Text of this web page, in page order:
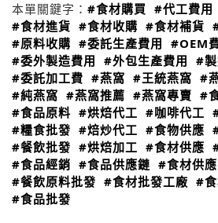
本單關鍵字： #食材購買 #代工費用
#食材進貨 #食材收購 #食材補貨
#原料收購 #委託生產費用 #OEM
#委外製造費用 #外包生產費用 #
#委託加工費 #燕窩 #王統燕窩 #
#純燕窩 #燕窩推薦 #燕窩專賣 #
#食品原料 #烘焙代工 #咖啡代工
#糧食批發 #焙炒代工 #食物供應
#餐飲批發 #烘焙加工 #食材供應
#食品經銷 #食品供應鏈 #食材供
#餐飲原料批發 #食材批發工廠 #
#食品批發